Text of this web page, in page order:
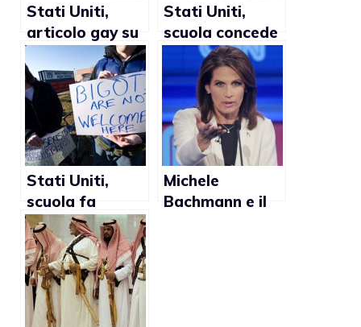
Stati Uniti,
articolo gay su
annuario
genera
polemiche nel
Tennessee
Stati Uniti,
scuola concede
allo studente
Couch Maverick
di protestare
per il Giorno del
Silenzio
Stati Uniti,
scuola fa
outing di uno
studente con i
suoi genitori
Michele
Bachmann e il